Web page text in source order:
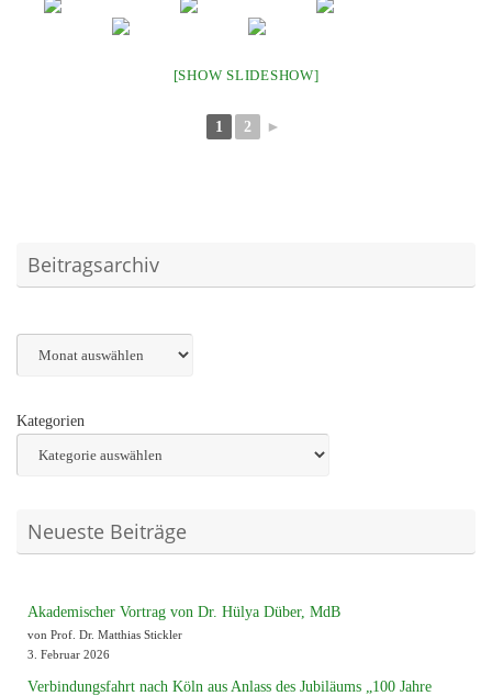
[SHOW SLIDESHOW]
1 2 ►
Beitragsarchiv
Kategorien
Neueste Beiträge
Akademischer Vortrag von Dr. Hülya Düber, MdB
von Prof. Dr. Matthias Stickler
3. Februar 2026
Verbindungsfahrt nach Köln aus Anlass des Jubiläums „100 Jahre